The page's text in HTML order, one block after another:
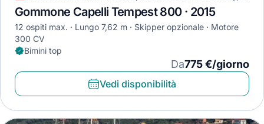
Gommone Capelli Tempest 800 · 2015
12 ospiti max. Lungo 7,62 m Skipper opzionale
Motore
300 CV
Bimini top
Da775 €/giorno
Vedi disponibilità